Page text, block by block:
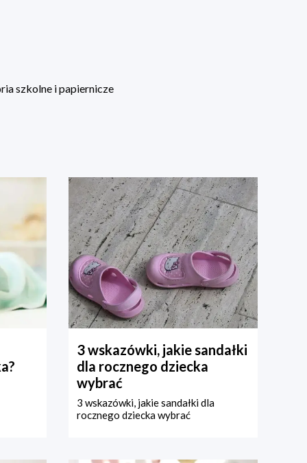
szkolne i papiernicze
3 wskazówki, jakie sandałki
dla rocznego dziecka
wybrać
3 wskazówki, jakie sandałki dla
rocznego dziecka wybrać